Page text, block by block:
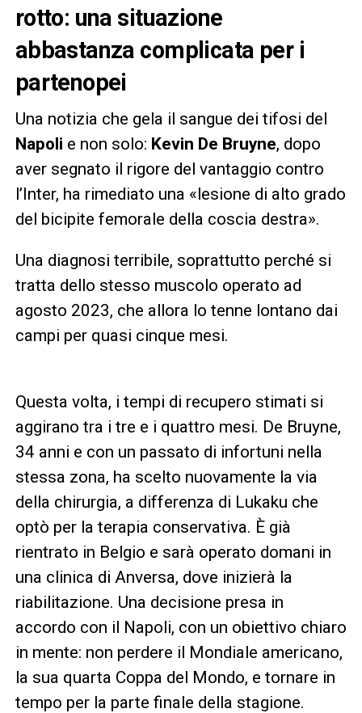
rotto: una situazione
abbastanza complicata per i
partenopei
Una notizia che gela il sangue dei tifosi del
Napoli e non solo: Kevin De Bruyne, dopo
aver segnato il rigore del vantaggio contro
l’Inter, ha rimediato una «lesione di alto grado
del bicipite femorale della coscia destra».
Una diagnosi terribile, soprattutto perché si
tratta dello stesso muscolo operato ad
agosto 2023, che allora lo tenne lontano dai
campi per quasi cinque mesi.
Questa volta, i tempi di recupero stimati si
aggirano tra i tre e i quattro mesi. De Bruyne,
34 anni e con un passato di infortuni nella
stessa zona, ha scelto nuovamente la via
della chirurgia, a differenza di Lukaku che
optò per la terapia conservativa. È già
rientrato in Belgio e sarà operato domani in
una clinica di Anversa, dove inizierà la
riabilitazione. Una decisione presa in
accordo con il Napoli, con un obiettivo chiaro
in mente: non perdere il Mondiale americano,
la sua quarta Coppa del Mondo, e tornare in
tempo per la parte finale della stagione.